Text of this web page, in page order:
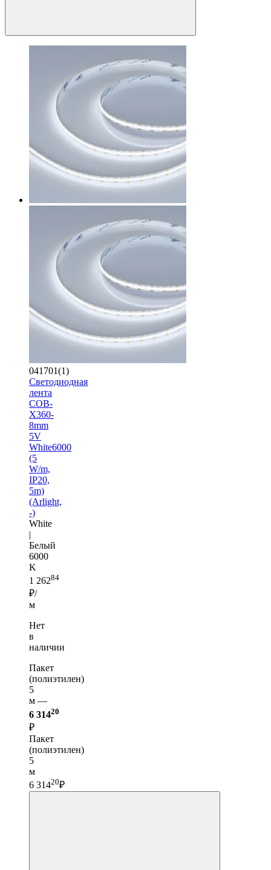
041701(1)
Светодиодная
лента
COB-
X360-
8mm
5V
White6000
(5
W/m,
IP20,
5m)
(Arlight,
-)
White
|
Белый
6000
K
1 26284
₽/
м
Нет
в
наличии
Пакет
(полиэтилен)
5
м —
6 31420
₽
Пакет
(полиэтилен)
5
м
6 31420₽